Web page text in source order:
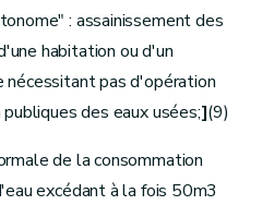
de surveillance et travaux exécutés d'office
: assainissement des
habitation ou d'un
pas d'opération
des eaux usées;](9)
de la consommation
excédant à la fois 50m3